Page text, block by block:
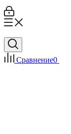
Сравнение0